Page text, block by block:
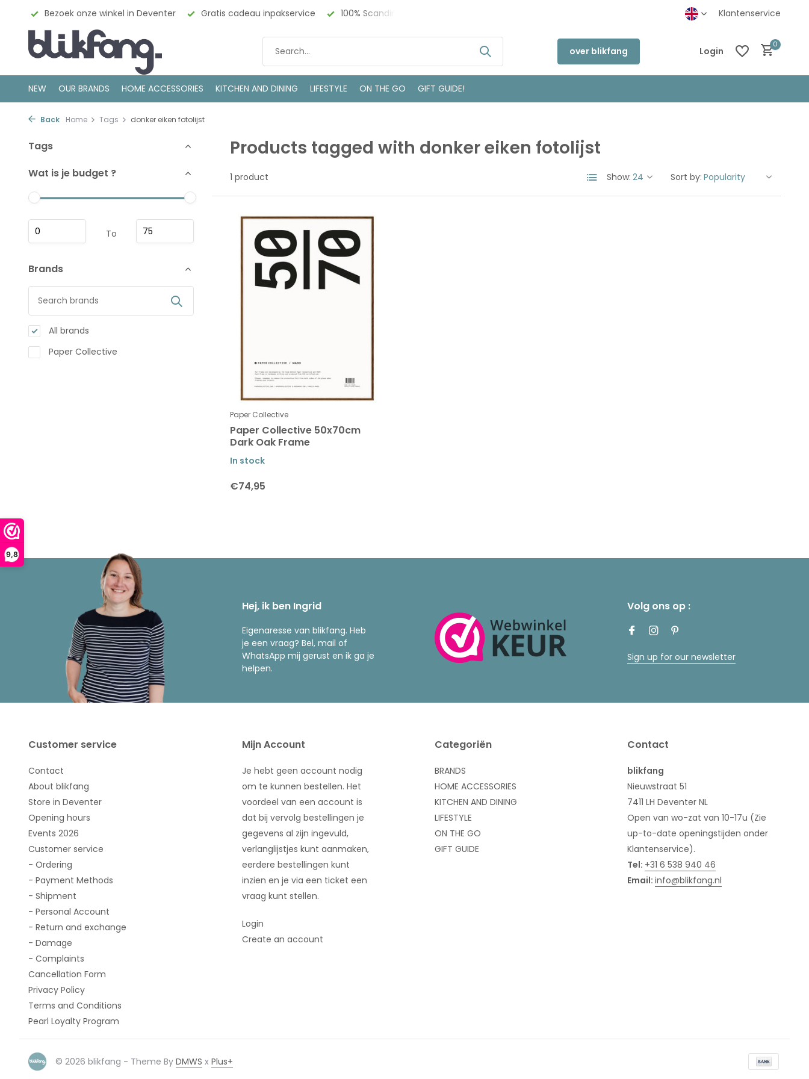
9,8
Bezoek onze winkel in Deventer Gratis cadeau inpakservice 100% Scandinavisch Design Klantenservice
over blikfang Login
0
NEW OUR BRANDS HOME ACCESSORIES KITCHEN AND DINING LIFESTYLE ON THE GO GIFT GUIDE!
Back Home Tags donker eiken fotolijst
Tags
Wat is je budget ?
To
Brands
All brands
Paper Collective
Products tagged with donker eiken fotolijst
1 product Show: Sort by:
Paper Collective
Paper Collective 50x70cm
Dark Oak Frame
In stock
€74,95
Hej, ik ben Ingrid
Eigenaresse van blikfang. Heb
je een vraag? Bel, mail of
WhatsApp mij gerust en ik ga je
helpen.
Volg ons op :
Sign up for our newsletter
Customer service
Contact
About blikfang
Store in Deventer
Opening hours
Events 2026
Customer service
- Ordering
- Payment Methods
- Shipment
- Personal Account
- Return and exchange
- Damage
- Complaints
Cancellation Form
Privacy Policy
Terms and Conditions
Pearl Loyalty Program
Mijn Account
Je hebt geen account nodig
om te kunnen bestellen. Het
voordeel van een account is
dat bij vervolg bestellingen je
gegevens al zijn ingevuld,
verlanglijstjes kunt aanmaken,
eerdere bestellingen kunt
inzien en je via een ticket een
vraag kunt stellen.
Login
Create an account
Categoriën
BRANDS
HOME ACCESSORIES
KITCHEN AND DINING
LIFESTYLE
ON THE GO
GIFT GUIDE
Contact
blikfang
Nieuwstraat 51
7411 LH Deventer NL
Open van wo-zat van 10-17u (Zie
up-to-date openingstijden onder
Klantenservice).
Tel: +31 6 538 940 46
Email: info@blikfang.nl
© 2026 blikfang - Theme By DMWS x Plus+